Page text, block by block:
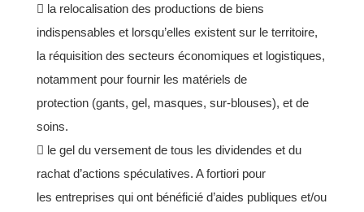
 la relocalisation des productions de biens
indispensables et lorsqu’elles existent sur le territoire,
la réquisition des secteurs économiques et logistiques,
notamment pour fournir les matériels de
protection (gants, gel, masques, sur-blouses), et de
soins.
 le gel du versement de tous les dividendes et du
rachat d’actions spéculatives. A fortiori pour
les entreprises qui ont bénéficié d’aides publiques et/ou